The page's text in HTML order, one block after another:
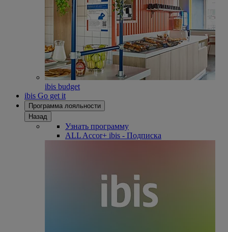
ibis budget
ibis Go get it
Программа лояльности
Назад
Узнать программу
ALL Accor+ ibis - Подписка